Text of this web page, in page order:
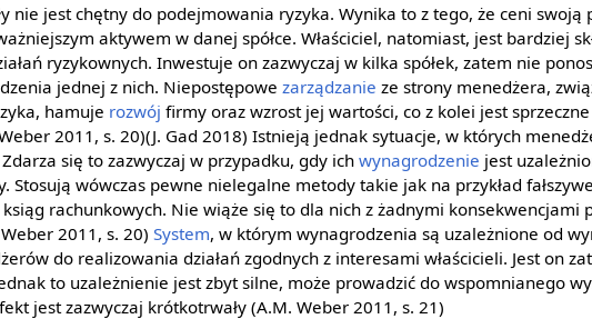
nie jest chętny do podejmowania ryzyka. Wynika to z tego, że ceni swoją
aktywem w danej spółce. Właściciel, natomiast, jest bardziej
ryzykownych. Inwestuje on zazwyczaj w kilka spółek, zatem nie
jednej z nich. Niepostępowezarządzanie ze strony menedżera,
hamuje rozwój firmy oraz wzrost jej wartości, co z kolei jest
2011, s. 20)(J. Gad 2018) Istnieją jednak sytuacje, w których
Zdarza się to zazwyczaj w przypadku, gdy ichwynagrodzenie jest
Stosują wówczas pewne nielegalne metody takie jak na przykład fałszywe
rachunkowych. Nie wiąże się to dla nich z żadnymi konsekwencjami
2011, s. 20)System, w którym wynagrodzenia są uzależnione od
do realizowania działań zgodnych z interesami właścicieli. Jest on
to uzależnienie jest zbyt silne, może prowadzić do wspomnianego
jest zazwyczaj krótkotrwały (A.M. Weber 2011, s. 21)